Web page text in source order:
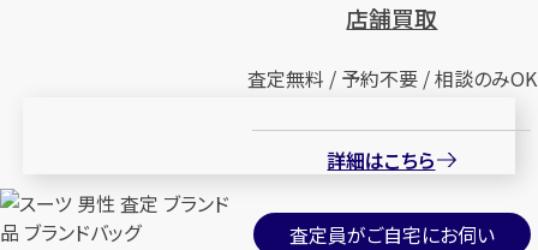
店舗買取
査定無料 / 予約不要 / 相談のみOK
詳細はこちら
査定員がご自宅にお伺い